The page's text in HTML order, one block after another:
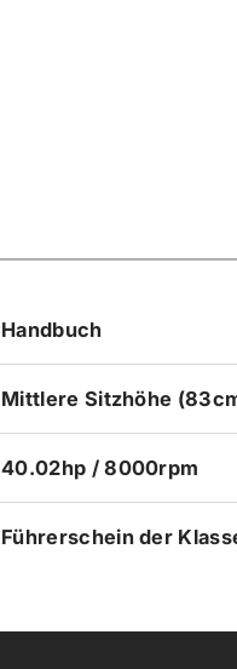
Handbuch
Mittlere Sitzhöhe
40.02hp / 8000rpm
Führerschein der